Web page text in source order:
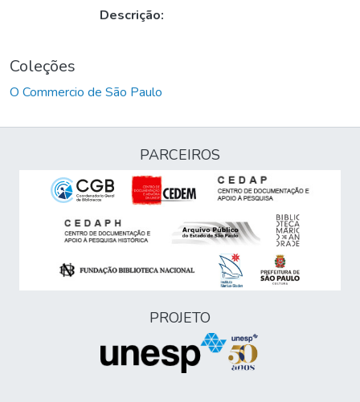
Descrição:
Coleções
O Commercio de São Paulo
PARCEIROS
PROJETO